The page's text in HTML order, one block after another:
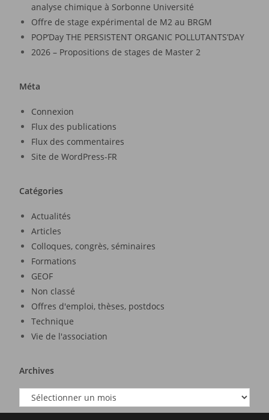
analyse chimique à Sorbonne Université
Offre de stage expérimental de M2 au BRGM
POP’Day THE PERSISTENT ORGANIC POLLUTANTS’DAY
2026 – Propositions de stages de Master 2
Méta
Connexion
Flux des publications
Flux des commentaires
Site de WordPress-FR
Catégories
Actualités
Articles
Colloques, congrès, séminaires
Formations
GEOF
Non classé
Offres d'emploi, thèses, postdocs
Technique
Vie de l'association
Archives